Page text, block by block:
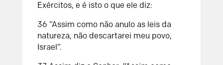
Exércitos, e é isto o que ele diz:
36 “Assim como não anulo as leis da
natureza, não descartarei meu povo,
Israel”.